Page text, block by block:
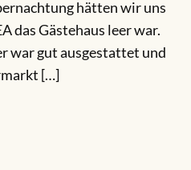
hätten wir uns
das Gästehaus leer war.
war gut ausgestattet und
[…]